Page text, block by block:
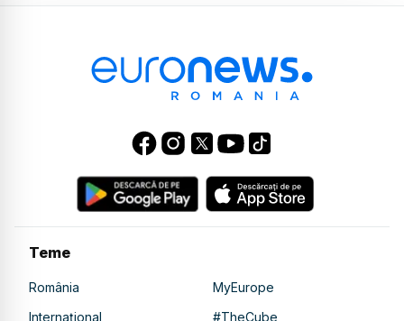
Teme
România
MyEurope
Internațional
#TheCube